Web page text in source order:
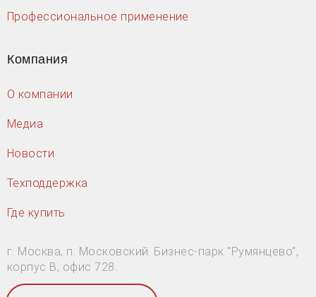
Профессиональное применение
Компания
О компании
Медиа
Новости
Техподдержка
Где купить
г. Москва, п. Московский. Бизнес-парк "Румянцево",
корпус В, офис 728.